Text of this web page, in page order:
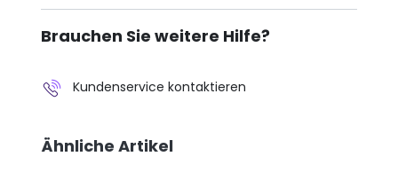
Brauchen Sie weitere Hilfe?
Kundenservice kontaktieren
Ähnliche Artikel